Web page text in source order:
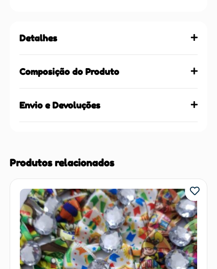
Detalhes
Composição do Produto
Envio e Devoluções
Produtos relacionados